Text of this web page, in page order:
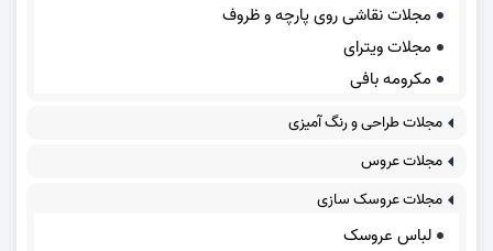
مجلات نقاشی روی پارچه و ظروف
مجلات ویترای
مکرومه بافی
مجلات طراحی و رنگ آمیزی
مجلات عروس
مجلات عروسک سازی
لباس عروسک